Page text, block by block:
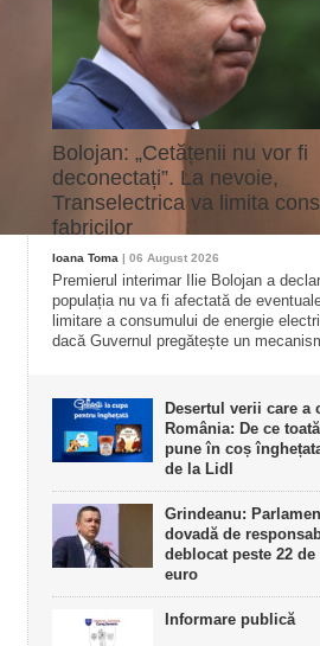
Bolojan: „Cetățenii nu vor fi
deconectați”. La nevoie,
Transelectrica va limita
fabricilor
Ioana Toma | 06 August 2026
Premierul interimar Ilie Bolojan a
populația nu va fi afectată de
limitare a consumului de energie
dacă Guvernul pregătește un
Desertul verii care a
România: De ce
pune în coș
de la Lidl
Grindeanu:
dovadă de
deblocat peste 22
euro
Informare publică